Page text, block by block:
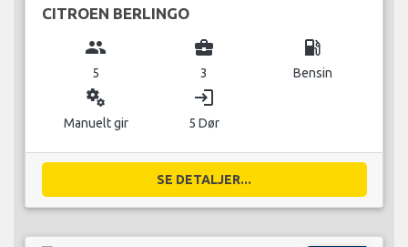
CITROEN BERLINGO
group
5
business_center
3
local_gas_station
Bensin
miscellaneous_services
Manuelt gir
login
5 Dør
SE DETALJER...